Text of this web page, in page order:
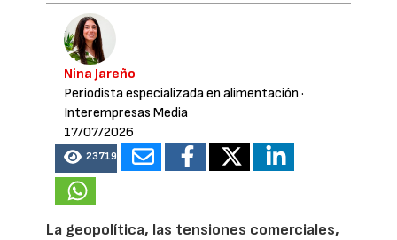
Nina Jareño
Periodista especializada en alimentación ·
Interempresas Media
17/07/2026
23719
La geopolítica, las tensiones comerciales,